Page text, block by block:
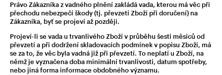
Právo Zákazníka z vadného plnění zakládá vada, kterou má věc při
přechodu nebezpečí škody (tj. převzetí Zboží při doručení) na
Zákazníka, byť se projeví až později.
Projeví-li se vada u trvanlivého Zboží v průběhu šesti měsíců od
převzetí a při dodržení skladovacích podmínek v popisu Zboží, má
se za to, že věc byla vadná již při převzetí. To neplatí u Zboží, na
němž je vyznačena doba minimální trvanlivosti, datum spotřeby,
nebo jiná forma informace obdobného významu.